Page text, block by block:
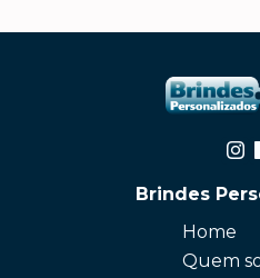
Brindes
Home
Quem